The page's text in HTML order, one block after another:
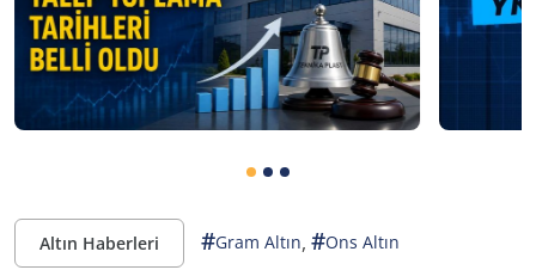
Altın Haberleri #Gram Altın, #Ons Altın